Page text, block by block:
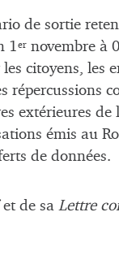
de sortie
1er novembre à
les citoyens, les
répercussions
extérieures de
émis au
de données.
et de sa Lettre